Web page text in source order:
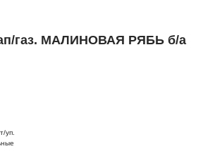
газ. МАЛИНОВАЯ РЯБЬ б/а
уп.